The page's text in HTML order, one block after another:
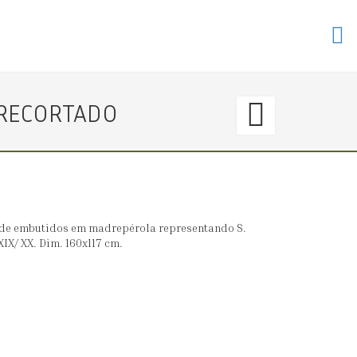
〈€
embutidos em madrepérola representando S.
XX. Dim. 160x117 cm.